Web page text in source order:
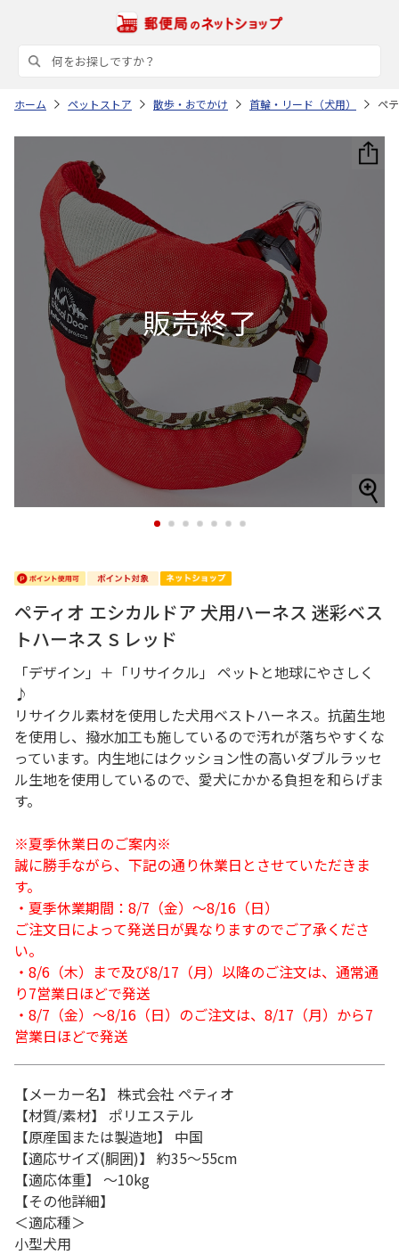
ホーム ペットストア 散歩・おでかけ 首輪・リード（犬用） ペ
1 2 3 4 5 6 7
ペティオ エシカルドア 犬用ハーネス 迷彩ベス
トハーネス S レッド
「デザイン」＋「リサイクル」 ペットと地球にやさしく
♪
リサイクル素材を使用した犬用ベストハーネス。抗菌生地
を使用し、撥水加工も施しているので汚れが落ちやすくな
っています。内生地にはクッション性の高いダブルラッセ
ル生地を使用しているので、愛犬にかかる負担を和らげま
す。
※夏季休業日のご案内※
誠に勝手ながら、下記の通り休業日とさせていただきま
す。
・夏季休業期間：8/7（金）～8/16（日）
ご注文日によって発送日が異なりますのでご了承くださ
い。
・8/6（木）まで及び8/17（月）以降のご注文は、通常通
り7営業日ほどで発送
・8/7（金）～8/16（日）のご注文は、8/17（月）から7
営業日ほどで発送
【メーカー名】 株式会社 ペティオ
【材質/素材】 ポリエステル
【原産国または製造地】 中国
【適応サイズ(胴囲)】 約35～55cm
【適応体重】 ～10kg
【その他詳細】
＜適応種＞
小型犬用